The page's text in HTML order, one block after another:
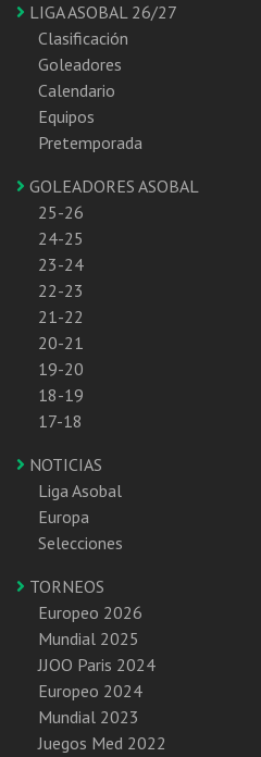
LIGA ASOBAL 26/27
Clasificación
Goleadores
Calendario
Equipos
Pretemporada
GOLEADORES ASOBAL
25-26
24-25
23-24
22-23
21-22
20-21
19-20
18-19
17-18
NOTICIAS
Liga Asobal
Europa
Selecciones
TORNEOS
Europeo 2026
Mundial 2025
JJOO Paris 2024
Europeo 2024
Mundial 2023
Juegos Med 2022